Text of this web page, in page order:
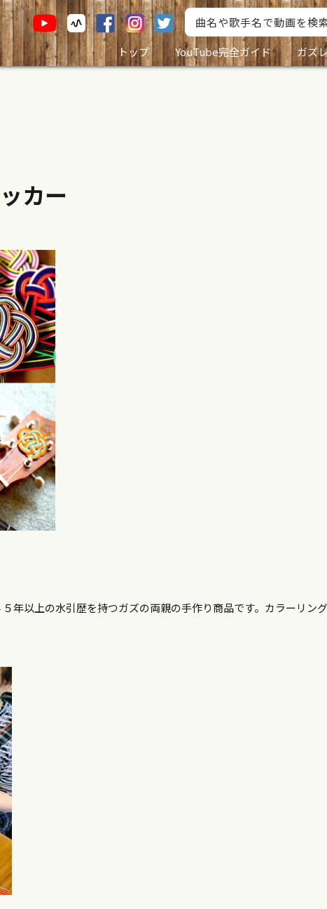
トップ
YouTube完全ガイド ガズ
カー
年以上の水引歴を持つガズの両親の手作り商品です。カラーリン